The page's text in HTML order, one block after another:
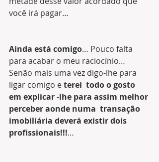
você irá pagar…
Ainda está comigo… Pouco falta
para acabar o meu raciocínio…
Senão mais uma vez digo-lhe para
ligar comigo e terei  todo o gosto
em explicar -lhe para assim melhor
perceber aonde numa  transação
imobiliária deverá existir dois
profissionais!!!…